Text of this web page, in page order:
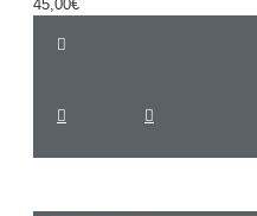
45,00€